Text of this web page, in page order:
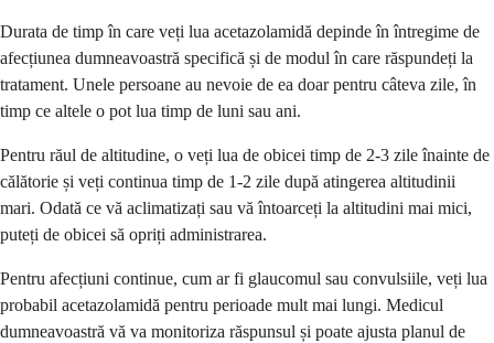
Durata de timp în care veți lua acetazolamidă depinde în întregime de
afecțiunea dumneavoastră specifică și de modul în care răspundeți la
tratament. Unele persoane au nevoie de ea doar pentru câteva zile, în
timp ce altele o pot lua timp de luni sau ani.
Pentru răul de altitudine, o veți lua de obicei timp de 2-3 zile înainte de
călătorie și veți continua timp de 1-2 zile după atingerea altitudinii
mari. Odată ce vă aclimatizați sau vă întoarceți la altitudini mai mici,
puteți de obicei să opriți administrarea.
Pentru afecțiuni continue, cum ar fi glaucomul sau convulsiile, veți lua
probabil acetazolamidă pentru perioade mult mai lungi. Medicul
dumneavoastră vă va monitoriza răspunsul și poate ajusta planul de